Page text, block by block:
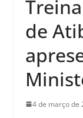
de
4 de março de